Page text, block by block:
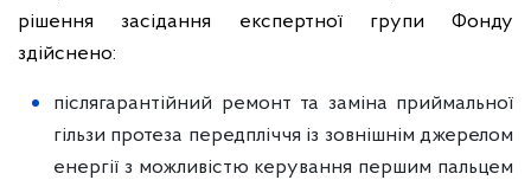
рішення засідання експертної групи Фонду
здійснено:
післягарантійний ремонт та заміна приймальної
гільзи протеза передпліччя із зовнішнім джерелом
енергії з можливістю керування першим пальцем